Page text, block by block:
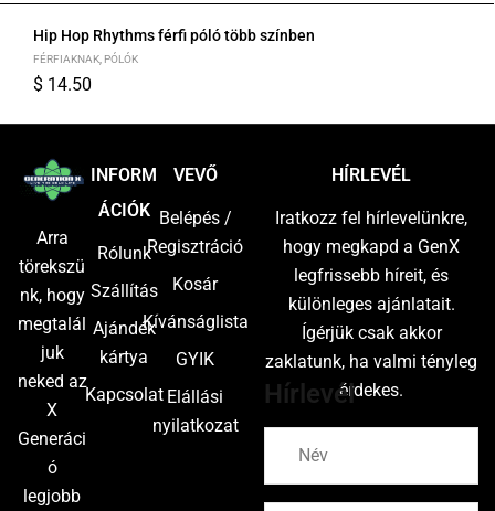
Hip Hop Rhythms férfi póló több színben
FÉRFIAKNAK, PÓLÓK
$ 14.50
Arra
törekszü
nk, hogy
megtalál
juk
neked az
X
Generáci
ó
legjobb
INFORM
ÁCIÓK
Rólunk
Szállítás
Ajándék
kártya
Kapcsolat
VEVŐ
Belépés /
Regisztráció
Kosár
Kívánságlista
GYIK
Elállási
nyilatkozat
HÍRLEVÉL
Iratkozz fel hírlevelünkre,
hogy megkapd a GenX
legfrissebb híreit, és
különleges ajánlatait.
Ígérjük csak akkor
zaklatunk, ha valmi tényleg
érdekes.
Hírlevél